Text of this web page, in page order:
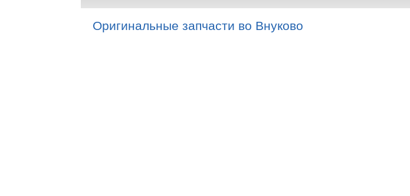
Оригинальные запчасти во Внуково